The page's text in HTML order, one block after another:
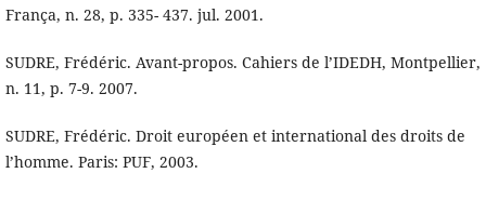
França, n. 28, p. 335- 437. jul. 2001.
SUDRE, Frédéric. Avant-propos. Cahiers de l’IDEDH, Montpellier,
n. 11, p. 7-9. 2007.
SUDRE, Frédéric. Droit européen et international des droits de
l’homme. Paris: PUF, 2003.